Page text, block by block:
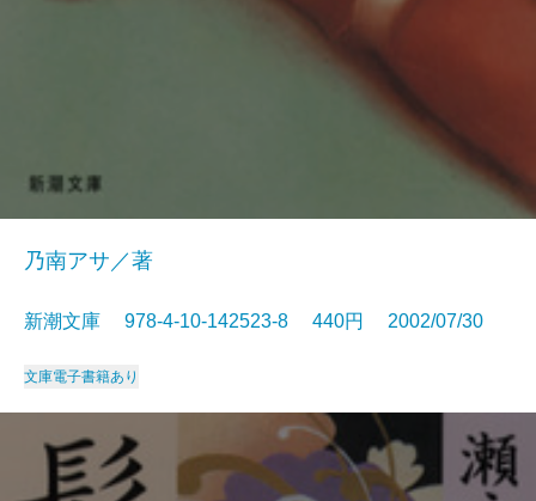
乃南アサ／著
新潮文庫 978-4-10-142523-8 440円 2002/07/30
文庫電子書籍あり